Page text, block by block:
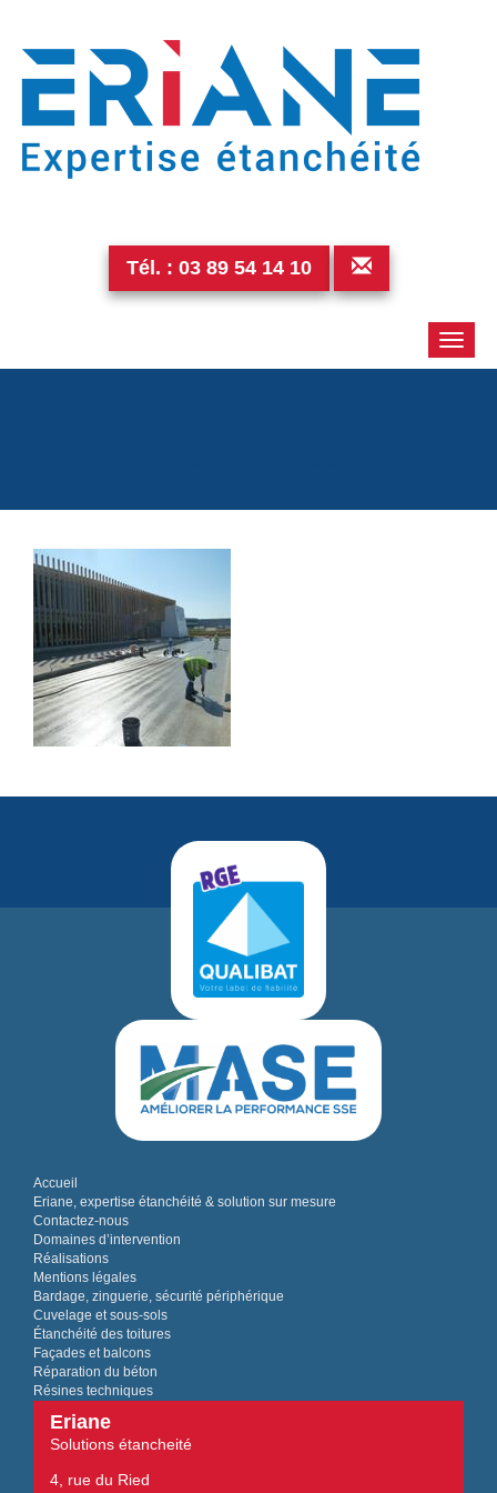
Tél. : 03 89 54 14 10
Toggle
Accueil
Eriane, expertise étanchéité & solution sur mesure
Contactez-nous
Domaines d’intervention
Réalisations
Mentions légales
Bardage, zinguerie, sécurité périphérique
Cuvelage et sous-sols
Étanchéité des toitures
Façades et balcons
Réparation du béton
Résines techniques
Eriane
Solutions étancheité
4, rue du Ried